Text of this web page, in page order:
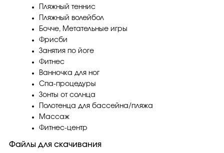
Пляжный теннис
Пляжный волейбол
Бочче, Метательные игры
Фрисби
Занятия по йоге
Фитнес
Ванночка для ног
Спа-процедуры
Зонты от солнца
Полотенца для бассейна/пляжа
Массаж
Фитнес-центр
Файлы для скачивания